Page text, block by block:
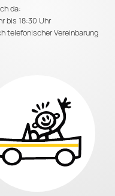
da:
bis 18:30 Uhr
telefonischer Vereinbarung